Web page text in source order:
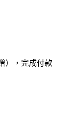
），完成付款